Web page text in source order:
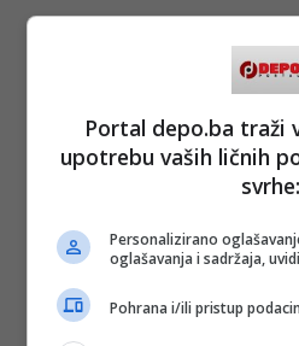
Portal depo.ba traži
upotrebu vaših ličnih
svrhe:
Personalizirano
oglašavanja i sadržaja,
Pohrana i/ili pristup